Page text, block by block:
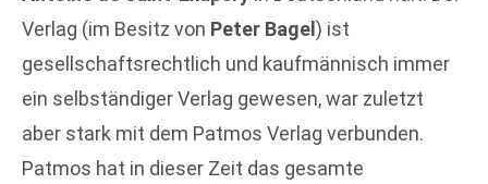
Verlag (im Besitz von Peter Bagel ) ist
gesellschaftsrechtlich und kaufmännisch immer
ein selbständiger Verlag gewesen, war zuletzt
aber stark mit dem Patmos Verlag verbunden.
Patmos hat in dieser Zeit das gesamte